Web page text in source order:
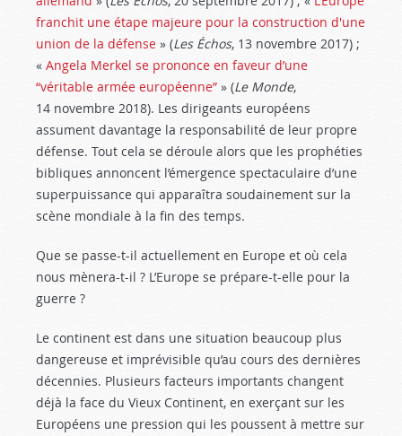
franchit une étape majeure pour la construction d'une
union de la défense » (Les Échos, 13 novembre 2017) ;
« Angela Merkel se prononce en faveur d’une
“véritable armée européenne” » (Le Monde,
14 novembre 2018). Les dirigeants européens
assument davantage la responsabilité de leur propre
défense. Tout cela se déroule alors que les prophéties
bibliques annoncent l’émergence spectaculaire d’une
superpuissance qui apparaîtra soudainement sur la
scène mondiale à la fin des temps.
Que se passe-t-il actuellement en Europe et où cela
nous mènera-t-il ? L’Europe se prépare-t-elle pour la
guerre ?
Le continent est dans une situation beaucoup plus
dangereuse et imprévisible qu’au cours des dernières
décennies. Plusieurs facteurs importants changent
déjà la face du Vieux Continent, en exerçant sur les
Européens une pression qui les poussent à mettre sur